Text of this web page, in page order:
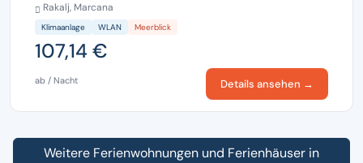
Rakalj, Marcana
Klimaanlage WLAN Meerblick
107,14 €
ab / Nacht Details ansehen →
Weitere Ferienwohnungen und Ferienhäuser in